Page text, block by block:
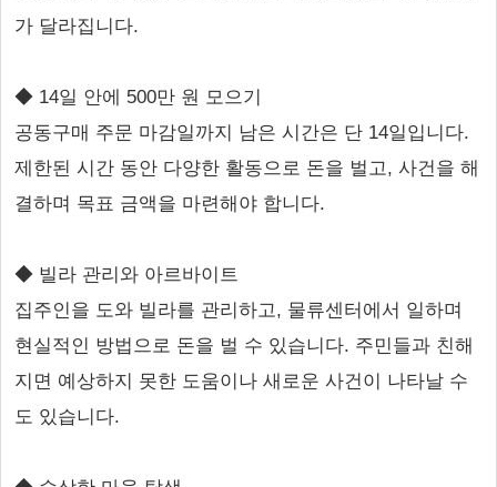
가 달라집니다.
◆ 14일 안에 500만 원 모으기
공동구매 주문 마감일까지 남은 시간은 단 14일입니다.
제한된 시간 동안 다양한 활동으로 돈을 벌고, 사건을 해
결하며 목표 금액을 마련해야 합니다.
◆ 빌라 관리와 아르바이트
집주인을 도와 빌라를 관리하고, 물류센터에서 일하며
현실적인 방법으로 돈을 벌 수 있습니다. 주민들과 친해
지면 예상하지 못한 도움이나 새로운 사건이 나타날 수
도 있습니다.